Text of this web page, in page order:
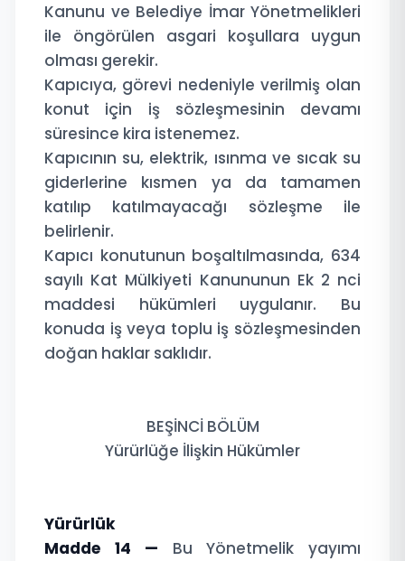
Kanunu ve Belediye İmar Yönetmelikleri
ile öngörülen asgari koşullara uygun
olması gerekir.
Kapıcıya, görevi nedeniyle verilmiş olan
konut için iş sözleşmesinin devamı
süresince kira istenemez.
Kapıcının su, elektrik, ısınma ve sıcak su
giderlerine kısmen ya da tamamen
katılıp katılmayacağı sözleşme ile
belirlenir.
Kapıcı konutunun boşaltılmasında, 634
sayılı Kat Mülkiyeti Kanununun Ek 2 nci
maddesi hükümleri uygulanır. Bu
konuda iş veya toplu iş sözleşmesinden
doğan haklar saklıdır.
BEŞİNCİ BÖLÜM
Yürürlüğe İlişkin Hükümler
Yürürlük
Madde 14 — Bu Yönetmelik yayımı